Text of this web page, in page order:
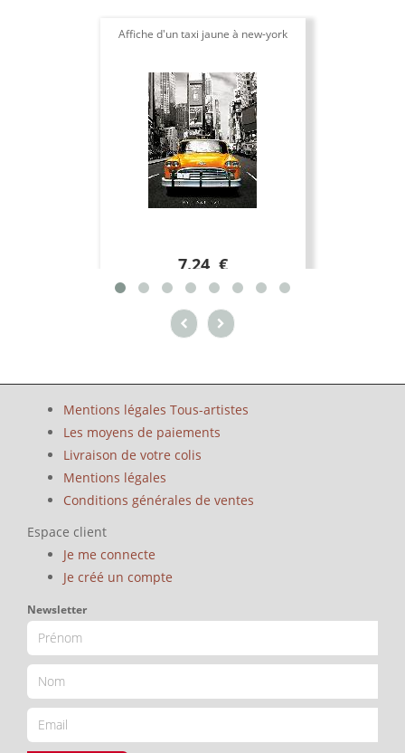
Affiche d'un taxi jaune à new-york
7.24 €
Mentions légales Tous-artistes
Les moyens de paiements
Livraison de votre colis
Mentions légales
Conditions générales de ventes
Espace client
Je me connecte
Je créé un compte
Newsletter